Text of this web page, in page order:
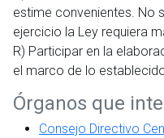
estime convenientes. No
ejercicio la Ley requiera
R) Participar en la
el marco de lo
Órganos que
Consejo Directivo